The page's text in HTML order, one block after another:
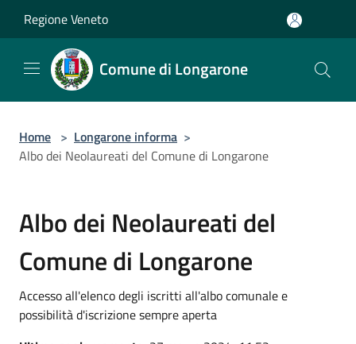
Regione Veneto
Comune di Longarone
Home > Longarone informa >
Albo dei Neolaureati del Comune di Longarone
Albo dei Neolaureati del
Comune di Longarone
Accesso all'elenco degli iscritti all'albo comunale e
possibilità d'iscrizione sempre aperta